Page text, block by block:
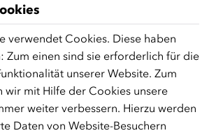
Integrationsfonds (ÖIF) ist ein Fonds der
der Flüchtlinge, subsidiär
Vertriebene sowie Zuwander/innen als
bei der Integration in Österreich
verwendet Cookies. Diese haben
Zum einen sind sie erforderlich für die
unserer Website. Zum
wir mit Hilfe der Cookies unsere
weiter verbessern. Hierzu werden
Daten von Website-Besuchern